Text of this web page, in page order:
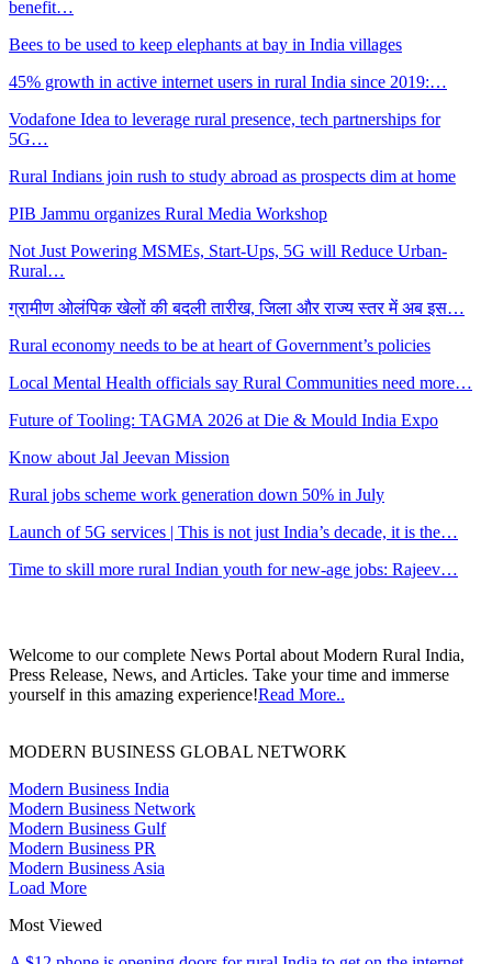
benefit…
Bees to be used to keep elephants at bay in India villages
45% growth in active internet users in rural India since 2019:…
Vodafone Idea to leverage rural presence, tech partnerships for
5G…
Rural Indians join rush to study abroad as prospects dim at home
PIB Jammu organizes Rural Media Workshop
Not Just Powering MSMEs, Start-Ups, 5G will Reduce Urban-
Rural…
ग्रामीण ओलंपिक खेलों की बदली तारीख, जिला और राज्य स्तर में अब इस…
Rural economy needs to be at heart of Government’s policies
Local Mental Health officials say Rural Communities need more…
Future of Tooling: TAGMA 2026 at Die & Mould India Expo
Know about Jal Jeevan Mission
Rural jobs scheme work generation down 50% in July
Launch of 5G services | This is not just India’s decade, it is the…
Time to skill more rural Indian youth for new-age jobs: Rajeev…
Welcome to our complete News Portal about Modern Rural India,
Press Release, News, and Articles. Take your time and immerse
yourself in this amazing experience!Read More..
MODERN BUSINESS GLOBAL NETWORK
Modern Business India
Modern Business Network
Modern Business Gulf
Modern Business PR
Modern Business Asia
Load More
Most Viewed